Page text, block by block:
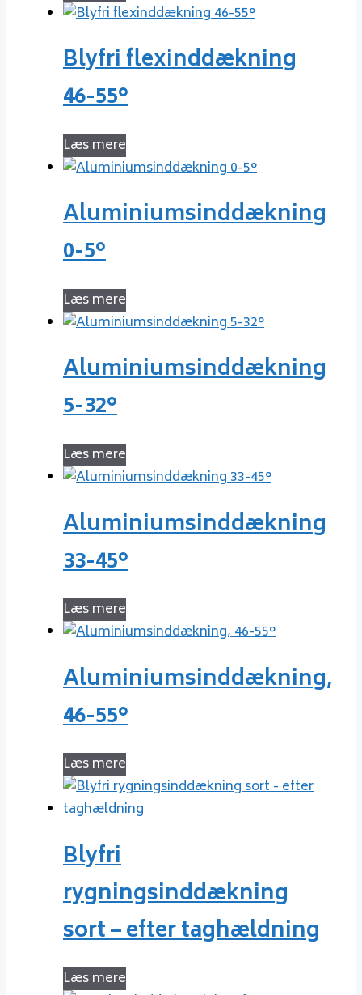
Blyfri flexinddækning
46-55°
Læs mere
Aluminiumsinddækning
0-5°
Læs mere
Aluminiumsinddækning
5-32°
Læs mere
Aluminiumsinddækning
33-45°
Læs mere
Aluminiumsinddækning,
46-55°
Læs mere
Blyfri
rygningsinddækning
sort – efter taghældning
Læs mere